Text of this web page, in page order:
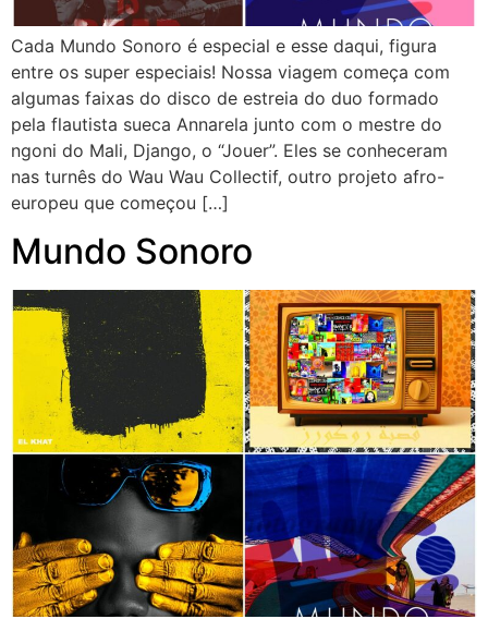
Cada Mundo Sonoro é especial e esse daqui, figura
entre os super especiais! Nossa viagem começa com
algumas faixas do disco de estreia do duo formado
pela flautista sueca Annarela junto com o mestre do
ngoni do Mali, Django, o “Jouer”. Eles se conheceram
nas turnês do Wau Wau Collectif, outro projeto afro-
europeu que começou […]
Mundo Sonoro